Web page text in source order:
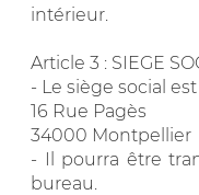
intérieur.
Article 3 : SIEGE
- Le siège social
16 Rue Pagès
34000 Montpellier
- Il pourra être
bureau.